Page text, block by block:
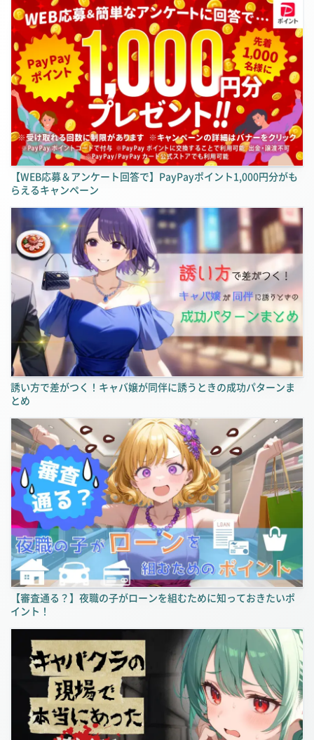
The submitted value
club_mer in the 業種
element is not allowed.
【WEB応募＆アンケート回答で】PayPayポイント1,000円分がも
らえるキャンペーン
誘い方で差がつく！キャバ嬢が同伴に誘うときの成功パターンま
とめ
【審査通る？】夜職の子がローンを組むために知っておきたいポ
イント！